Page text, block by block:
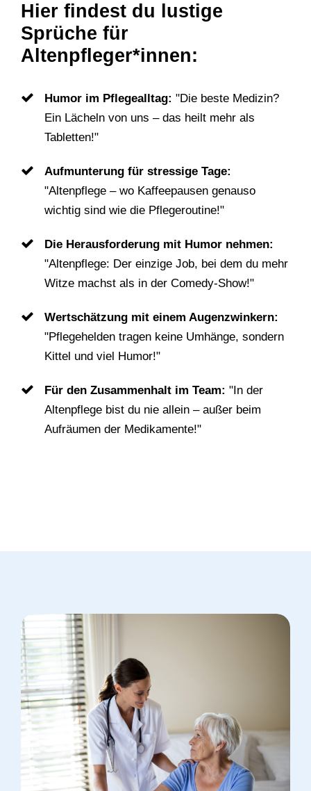
Hier findest du lustige
Sprüche für
Altenpfleger*innen:
Humor im Pflegealltag: "Die beste Medizin?
Ein Lächeln von uns – das heilt mehr als
Tabletten!"
Aufmunterung für stressige Tage:
"Altenpflege – wo Kaffeepausen genauso
wichtig sind wie die Pflegeroutine!"
Die Herausforderung mit Humor nehmen:
"Altenpflege: Der einzige Job, bei dem du mehr
Witze machst als in der Comedy-Show!"
Wertschätzung mit einem Augenzwinkern:
"Pflegehelden tragen keine Umhänge, sondern
Kittel und viel Humor!"
Für den Zusammenhalt im Team: "In der
Altenpflege bist du nie allein – außer beim
Aufräumen der Medikamente!"